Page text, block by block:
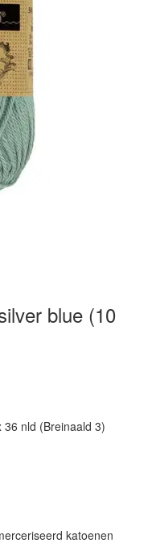
blue (10
nld (Breinaald 3)
katoenen